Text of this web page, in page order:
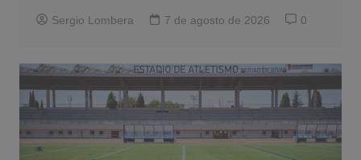
Sergio Lombera 7 de agosto de 2026 0